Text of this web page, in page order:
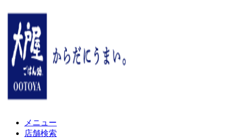
メニュー
店舗検索